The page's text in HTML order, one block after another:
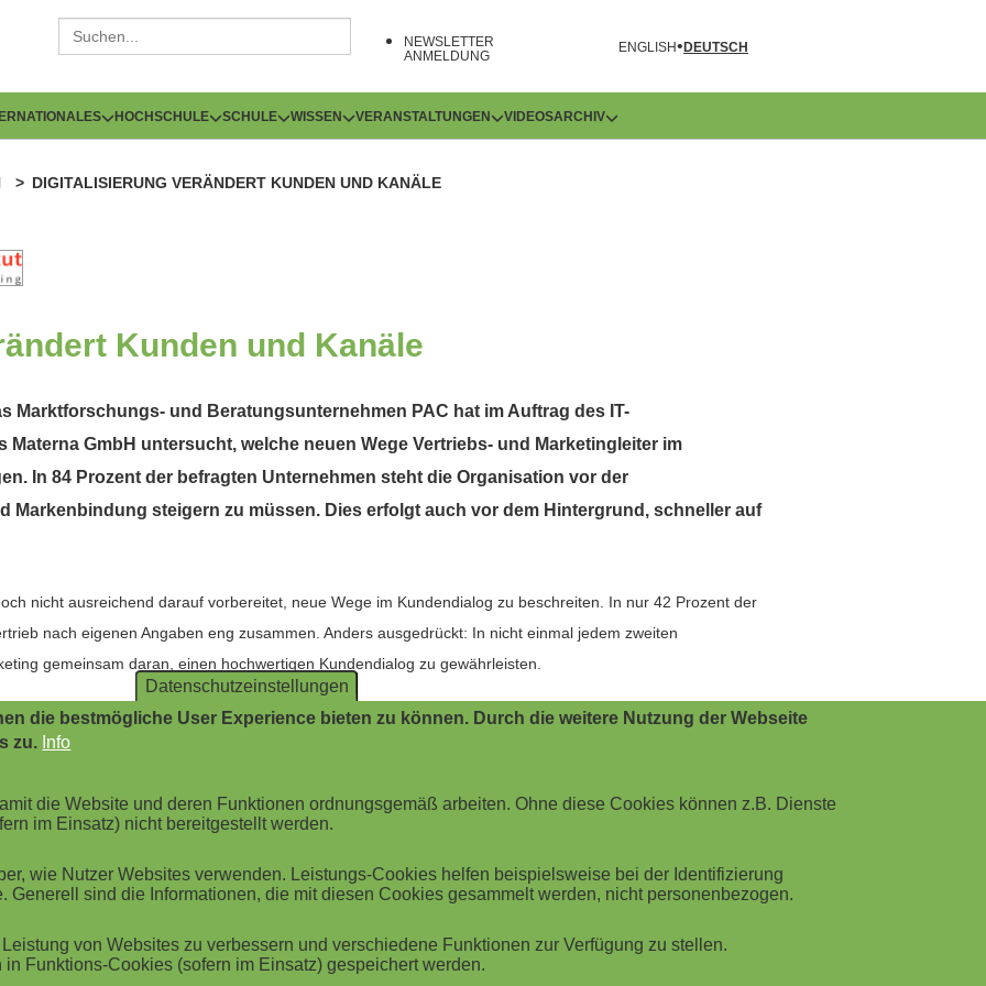
NEWSLETTER
ANMELDUNG
ENGLISH DEUTSCH
HOCHSCHULE SCHULE WISSEN VERANSTALTUNGEN VIDEOSARCHIV
DIGITALISIERUNG VERÄNDERT KUNDEN UND KANÄLE
Kunden und Kanäle
Marktforschungs- und Beratungsunternehmen PAC hat im Auftrag des IT-
Materna GmbH untersucht, welche neuen Wege Vertriebs- und Marketingleiter im
In 84 Prozent der befragten Unternehmen steht die Organisation vor der
Markenbindung steigern zu müssen. Dies erfolgt auch vor dem Hintergrund, schneller auf
nicht ausreichend darauf vorbereitet, neue Wege im Kundendialog zu beschreiten. In nur 42 Prozent der
nach eigenen Angaben eng zusammen. Anders ausgedrückt: In nicht einmal jedem zweiten
gemeinsam daran, einen hochwertigen Kundendialog zu gewährleisten.
Befragten an, die Erwartungen ihrer Kunden ganz genau zu kennen. Und lediglich 39 Prozent der
individuell auf den Kunden in seiner jeweiligen Situation einzugehen. Dabei wäre dies eine wichtige
über verschiedene Kanäle hinweg zu realisieren.
Notwendigkeit, die eigene Organisation zu verändern. Um den Kundendialog nachhaltig zu verbessern, sind
Datenschutzeinstellungen
die bestmögliche User Experience bieten zu können. Durch die weitere Nutzung der Webseite
zu. Info
die Website und deren Funktionen ordnungsgemäß arbeiten. Ohne diese Cookies können z.B. Dienste
im Einsatz) nicht bereitgestellt werden.
wie Nutzer Websites verwenden. Leistungs-Cookies helfen beispielsweise bei der Identifizierung
Generell sind die Informationen, die mit diesen Cookies gesammelt werden, nicht personenbezogen.
von Websites zu verbessern und verschiedene Funktionen zur Verfügung zu stellen.
Funktions-Cookies (sofern im Einsatz) gespeichert werden.